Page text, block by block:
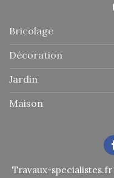
Bricolage
Décoration
Jardin
Maison
Travaux-